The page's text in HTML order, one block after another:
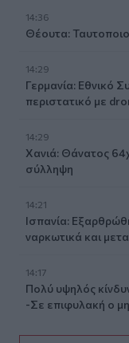
14:36
Θέουτα:
14:29
Γερμανία: Εθνικό
περιστατικό με
14:29
Χανιά: Θάνατος
σύλληψη
14:21
Ισπανία:
ναρκωτικά και
14:17
Πολύ υψηλός
-Σε επιφυλακή ο